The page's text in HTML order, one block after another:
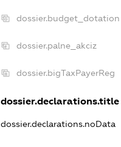
dossier.budget_dotation
dossier.palne_akciz
dossier.bigTaxPayerReg
dossier.declarations.title
dossier.declarations.noData